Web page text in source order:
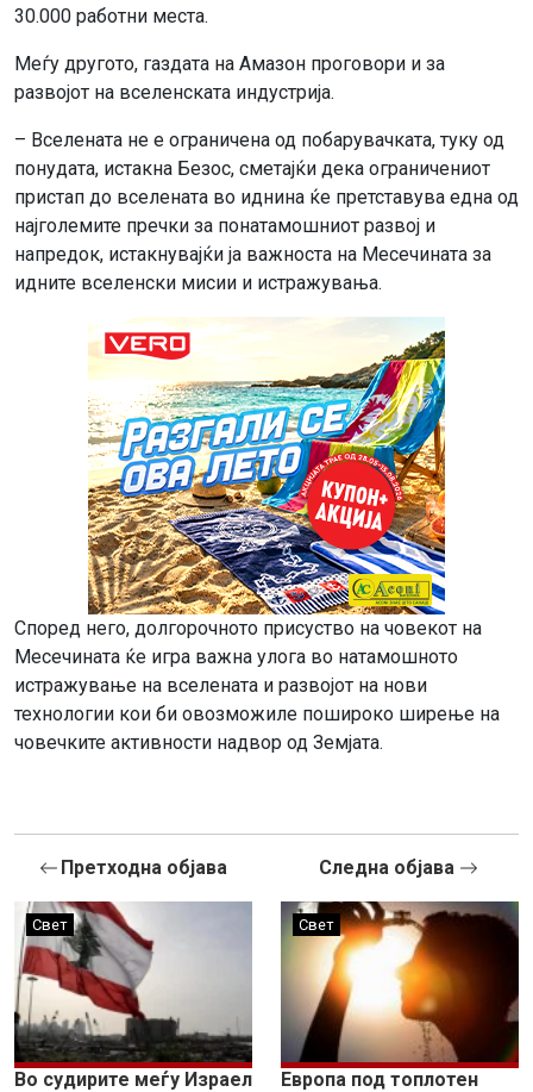
30.000 работни места.
Меѓу другото, газдата на Амазон проговори и за
развојот на вселенската индустрија.
– Вселената не е ограничена од побарувачката, туку од
понудата, истакна Безос, сметајќи дека ограничениот
пристап до вселената во иднина ќе претставува една од
најголемите пречки за понатамошниот развој и
напредок, истакнувајќи ја важноста на Месечината за
идните вселенски мисии и истражувања.
Според него, долгорочното присуство на човекот на
Месечината ќе игра важна улога во натамошното
истражување на вселената и развојот на нови
технологии кои би овозможиле пошироко ширење на
човечките активности надвор од Земјата.
Претходна објава
Свет
Во судирите меѓу Израел
Следна објава
Свет
Европа под топлотен